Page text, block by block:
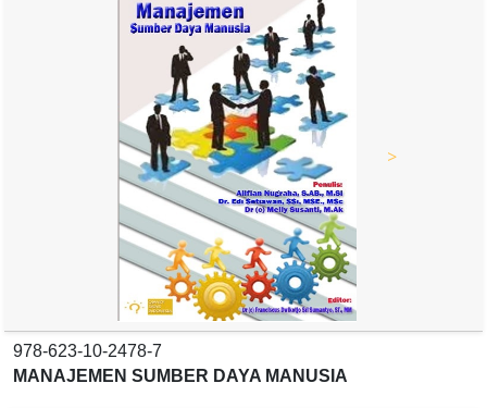
>
978-623-10-2478-7
MANAJEMEN SUMBER DAYA MANUSIA